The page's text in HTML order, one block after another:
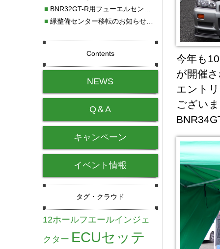
今年も
が開催
エント
ござい
■BNR32GT-R用フューエルセンサー新発売!!
■緑整備センター移転のお知らせ！！
Contents
NEWS
Q＆A
キャンペーン
イベント情報
タグ・クラウド
12ホールフエールインジェ
クター ECUセッテ